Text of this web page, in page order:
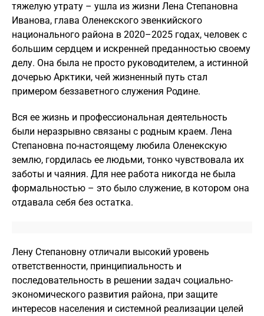
тяжелую утрату – ушла из жизни Лена Степановна
Иванова, глава Оленекского эвенкийского
национального района в 2020–2025 годах, человек с
большим сердцем и искренней преданностью своему
делу. Она была не просто руководителем, а истинной
дочерью Арктики, чей жизненный путь стал
примером беззаветного служения Родине.
Вся ее жизнь и профессиональная деятельность
были неразрывно связаны с родным краем. Лена
Степановна по-настоящему любила Оленекскую
землю, гордилась ее людьми, тонко чувствовала их
заботы и чаяния. Для нее работа никогда не была
формальностью – это было служение, в котором она
отдавала себя без остатка.
Лену Степановну отличали высокий уровень
ответственности, принципиальность и
последовательность в решении задач социально-
экономического развития района, при защите
интересов населения и системной реализации целей